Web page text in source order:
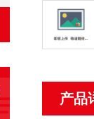
产品